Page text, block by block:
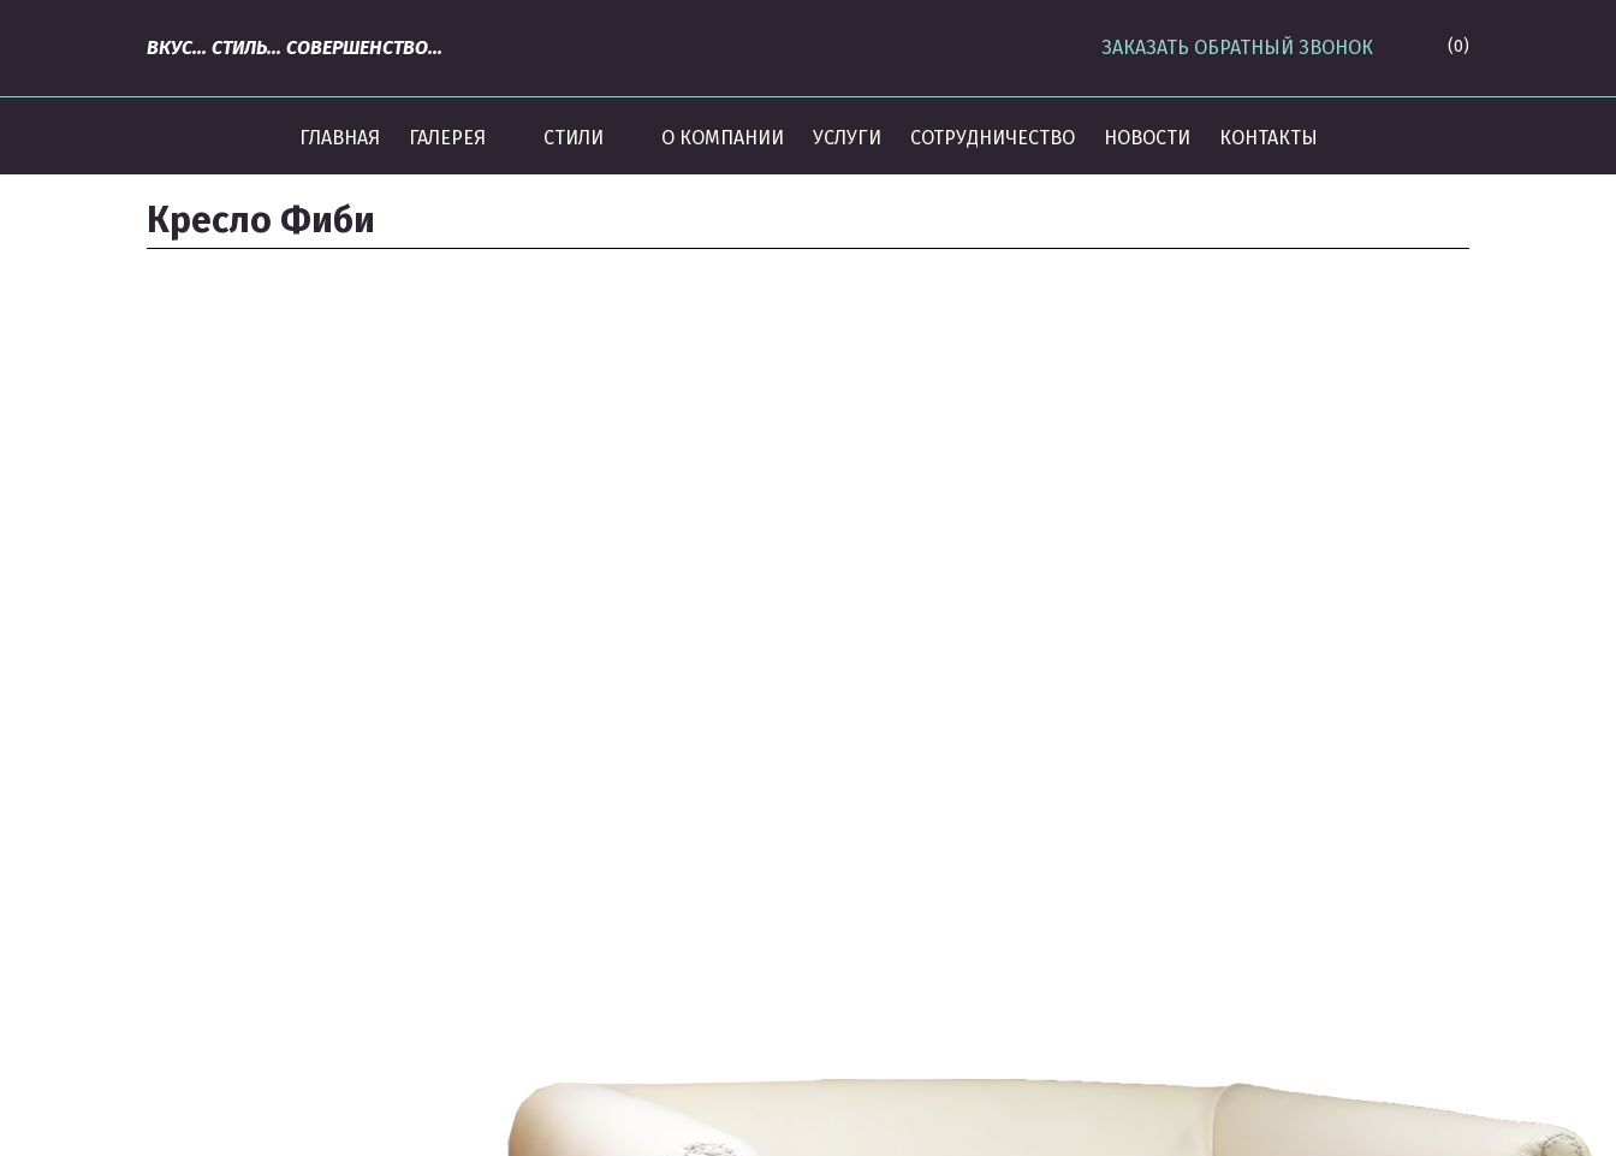
ВКУС... СТИЛЬ... СОВЕРШЕНСТВО...
ГЛАВНАЯ ГАЛЕРЕЯ СТИЛИ О КОМПАНИИ УСЛУГИ СОТРУДНИЧЕСТВО НОВОСТИ КОНТАКТЫ
ЗАКАЗАТЬ ОБРАТНЫЙ ЗВОНОК (0)
Кресло Фиби